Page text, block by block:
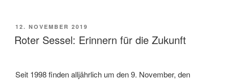
VERÖFFENTLICHT
AM
12. NOVEMBER 2019
Roter Sessel: Erinnern für die Zukunft
Seit 1998 finden alljährlich um den 9. November, den